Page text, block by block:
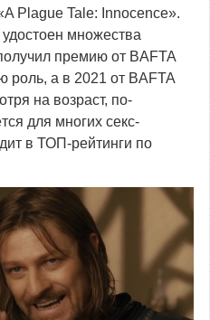
Plague Tale: Innocence».
множества
премию от BAFTA
роль, а в 2021 от BAFTA
на возраст, по-
для многих секс-
в ТОП-рейтинги по